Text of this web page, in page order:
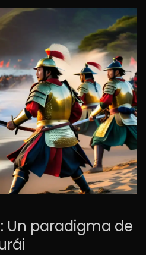
Un paradigma de